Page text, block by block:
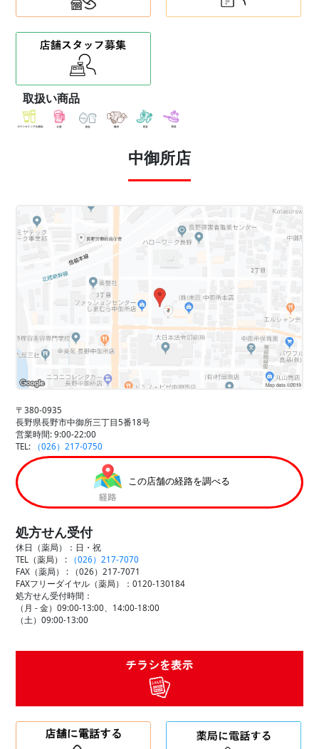
取扱い商品
中御所店
〒380-0935
長野県長野市中御所三丁目5番18号
営業時間: 9:00-22:00
TEL:
（026）217-0750
この店舗の経路を調べる
処方せん受付
休日（薬局）：日・祝
TEL（薬局） :
（026）217-7070
FAX（薬局） :
（026）217-7071
FAXフリーダイヤル（薬局）：0120-130184
処方せん受付時間：
（月 - 金）09:00-13:00、14:00-18:00
（土）09:00-13:00